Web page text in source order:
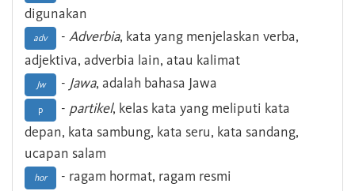
digunakan
adv - Adverbia, kata yang menjelaskan verba,
adjektiva, adverbia lain, atau kalimat
Jw - Jawa, adalah bahasa Jawa
p - partikel, kelas kata yang meliputi kata
depan, kata sambung, kata seru, kata sandang,
ucapan salam
hor - ragam hormat, ragam resmi